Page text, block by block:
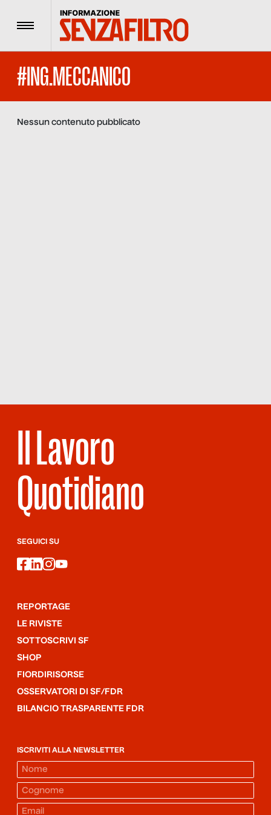
Menu
#ING.MECCANICO
Nessun contenuto pubblicato
Il Lavoro
Quotidiano
SEGUICI SU
facebook
linkedin
instagram
youtube
REPORTAGE
LE RIVISTE
SOTTOSCRIVI SF
SHOP
FIORDIRISORSE
OSSERVATORI DI SF/FDR
BILANCIO TRASPARENTE FDR
ISCRIVITI ALLA NEWSLETTER